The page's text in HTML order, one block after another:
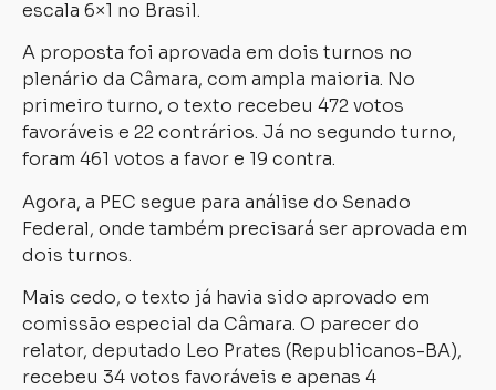
escala 6×1 no Brasil.
A proposta foi aprovada em dois turnos no
plenário da Câmara, com ampla maioria. No
primeiro turno, o texto recebeu 472 votos
favoráveis e 22 contrários. Já no segundo turno,
foram 461 votos a favor e 19 contra.
Agora, a PEC segue para análise do Senado
Federal, onde também precisará ser aprovada em
dois turnos.
Mais cedo, o texto já havia sido aprovado em
comissão especial da Câmara. O parecer do
relator, deputado Leo Prates (Republicanos-BA),
recebeu 34 votos favoráveis e apenas 4